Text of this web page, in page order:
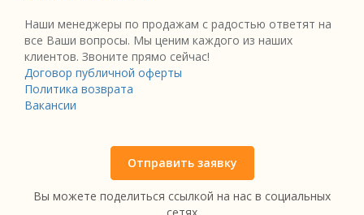
Наши менеджеры по продажам с радостью ответят на
все Ваши вопросы. Мы ценим каждого из наших
клиентов. Звоните прямо сейчас!
Договор публичной оферты
Политика возврата
Вакансии
Отправить заявку
Вы можете поделиться ссылкой на нас в социальных